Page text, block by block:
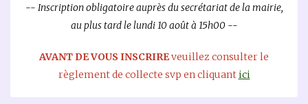
-- Inscription obligatoire auprès du secrétariat de la mairie,
au plus tard le lundi 10 août à 15h00 --
AVANT DE VOUS INSCRIREveuillez consulter le
règlement de collecte svp en cliquantici